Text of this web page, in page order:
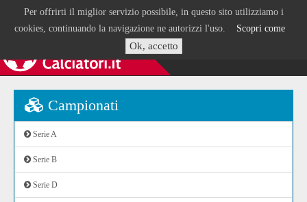
Per offrirti il miglior servizio possibile, in questo sito utilizziamo i
cookies, continuando la navigazione ne autorizzi l'uso. Scopri come
Ok, accetto
Campionati
Serie A
Serie B
Serie D